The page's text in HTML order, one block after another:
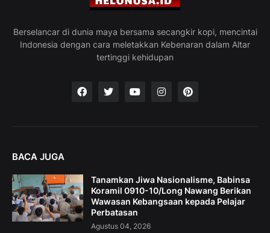
Berselancar di dunia maya bersama secangkir kopi, mencintai
Indonesia dengan cara meletakkan Kebenaran dalam Altar
tertinggi kehidupan
BACA JUGA
Tanamkan Jiwa Nasionalisme, Babinsa
Koramil 0910-10/Long Nawang Berikan
Wawasan Kebangsaan kepada Pelajar
Perbatasan
Agustus 04, 2026